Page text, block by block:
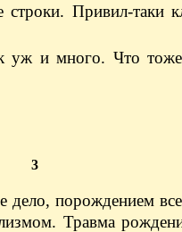
Привил-таки
уж и много. Что
3
дело, порождением
Травма